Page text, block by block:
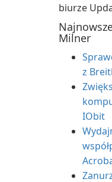
biurze
Milner
z
IObit